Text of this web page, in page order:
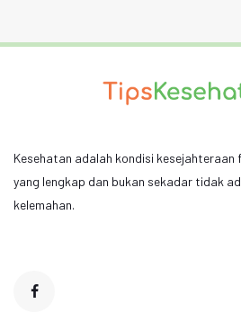
Kesehatan adalah kondisi
yang lengkap dan bukan sekadar tidak
kelemahan.